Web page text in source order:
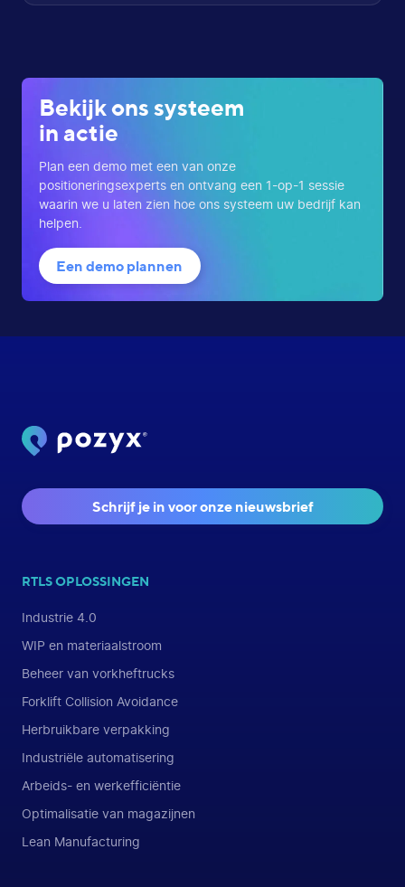
Bekijk ons systeem
in actie
Plan een demo met een van onze
positioneringsexperts en ontvang een 1-op-1 sessie
waarin we u laten zien hoe ons systeem uw bedrijf kan
helpen.
Een demo plannen
Schrijf je in voor onze nieuwsbrief
RTLS OPLOSSINGEN
Industrie 4.0
WIP en materiaalstroom
Beheer van vorkheftrucks
Forklift Collision Avoidance
Herbruikbare verpakking
Industriële automatisering
Arbeids- en werkefficiëntie
Optimalisatie van magazijnen
Lean Manufacturing